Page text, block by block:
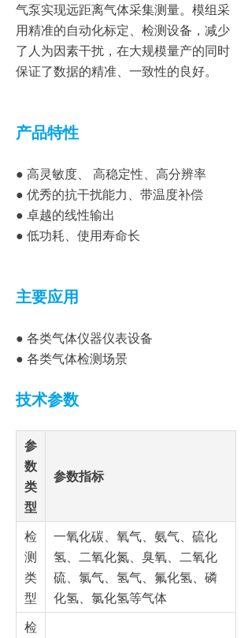
气泵实现远距离气体采集测量。模组采
用精准的自动化标定、检测设备，减少
了人为因素干扰，在大规模量产的同时
保证了数据的精准、一致性的良好。
产品特性
● 高灵敏度、 高稳定性、高分辨率
● 优秀的抗干扰能力、带温度补偿
● 卓越的线性输出
● 低功耗、使用寿命长
主要应用
● 各类气体仪器仪表设备
● 各类气体检测场景
技术参数
参
数
类
型
参数指标
检
测
类
型
一氧化碳、氧气、氨气、硫化
氢、二氧化氮、臭氧、二氧化
硫、氯气、氢气、氟化氢、磷
化氢、氯化氢等气体
检